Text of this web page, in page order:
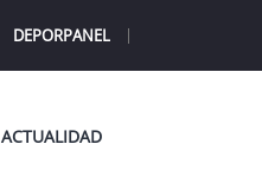
DEPORPANEL
ACTUALIDAD